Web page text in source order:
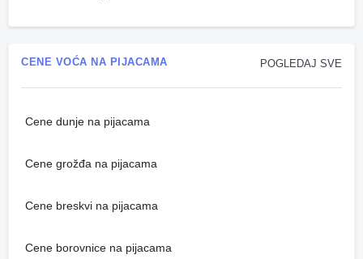
POGLEDAJ SVE
CENE VOĆA NA PIJACAMA
Cene dunje na pijacama
Cene grožđa na pijacama
Cene breskvi na pijacama
Cene borovnice na pijacama